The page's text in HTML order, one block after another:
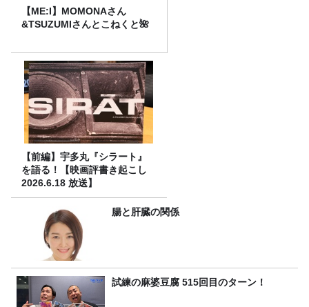
【ME:I】MOMONAさん
&TSUZUMIさんとこねくと🌺
【前編】宇多丸『シラート』
を語る！【映画評書き起こし
2026.6.18 放送】
腸と肝臓の関係
試練の麻婆豆腐 515回目のターン！